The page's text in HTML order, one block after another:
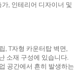
, 인테리어 디자이너 및
, T자형 카운터탑 벽면,
소재 구성에 있습니다.
공간에서 흔히 발생하는